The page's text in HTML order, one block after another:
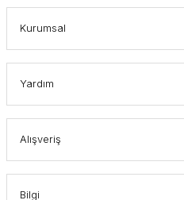
Kurumsal
Yardım
Alışveriş
Bilgi